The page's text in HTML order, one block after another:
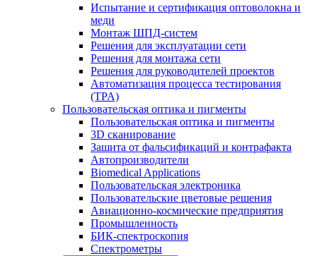
Испытание и сертификация оптоволокна и
меди
Монтаж ШПД-систем
Решения для эксплуатации сети
Решения для монтажа сети
Решения для руководителей проектов
Автоматизация процесса тестирования
(TPA)
Пользовательская оптика и пигменты
Пользовательская оптика и пигменты
3D сканирование
Зашита от фальсификаций и контрафакта
Автопроизводители
Biomedical Applications
Пользовательская электроника
Пользовательские цветовые решения
Авиационно-космические предприятия
Промышленность
БИК-спектроскопия
Спектрометры